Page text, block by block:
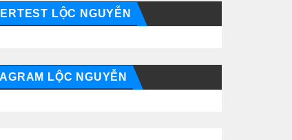
LỘC NGUYỄN
LỘC NGUYỄN